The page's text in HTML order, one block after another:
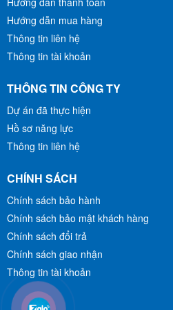
Hướng dẫn mua hàng
Thông tin liên hệ
Thông tin tài khoản
THÔNG TIN CÔNG TY
Dự án đã thực hiện
Hồ sơ năng lực
Thông tin liên hệ
CHÍNH SÁCH
Chính sách bảo hành
Chính sách bảo mật khách hàng
Chính sách đổi trả
Chính sách giao nhận
Thông tin tài khoản